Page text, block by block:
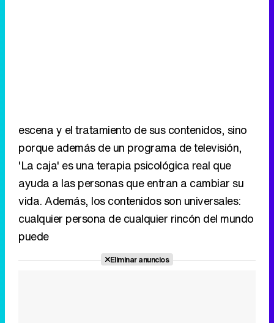
escena y el tratamiento de sus contenidos, sino
porque además de un programa de televisión,
'La caja' es una terapia psicológica real que
ayuda a las personas que entran a cambiar su
vida. Además, los contenidos son universales:
cualquier persona de cualquier rincón del mundo
puede
Eliminar anuncios